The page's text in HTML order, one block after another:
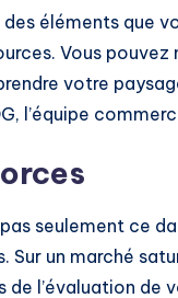
éléments que
Vous
votre
l’équipe
seulement ce
Sur un marché
de l’évaluation de